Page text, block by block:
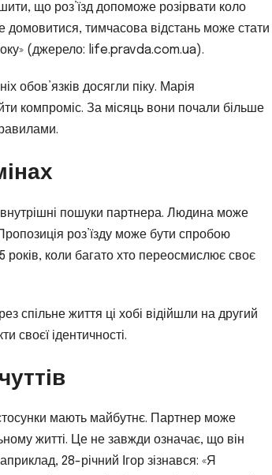
що роз’їзд допоможе розірвати коло
домовитися, тимчасова відстань може стати
(джерело: life.pravda.com.ua).
обов’язків досягли піку. Марія
компроміс. За місяць вони почали більше
внутрішні пошуки партнера. Людина може
роз’їзду може бути спробою
років, коли багато хто переосмислює своє
спільне життя ці хобі відійшли на другий
своєї ідентичності.
мають майбутнє. Партнер може
житті. Це не завжди означає, що він
28-річний Ігор зізнався: «Я